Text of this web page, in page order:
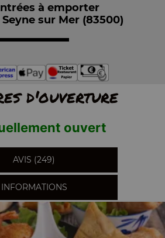
à emporter
sur Mer (83500)
d'ouverture
ouvert
AVIS (249)
INFORMATIONS